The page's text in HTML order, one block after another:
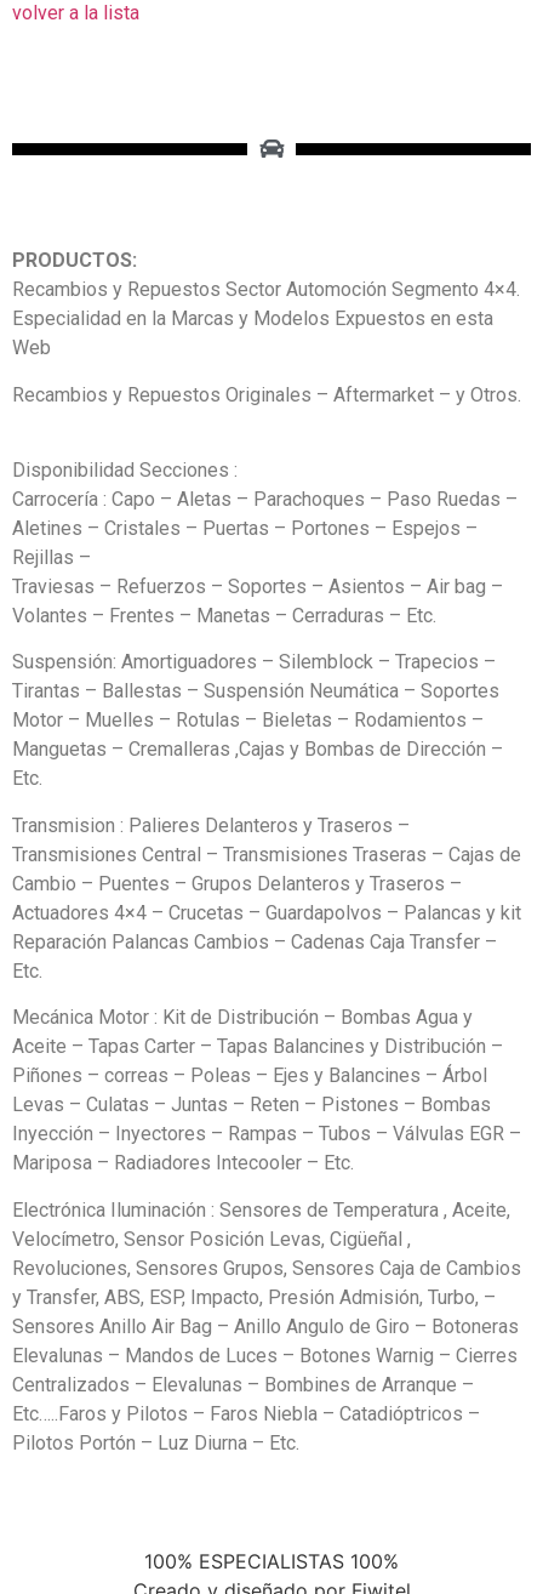
volver a la lista
PRODUCTOS:
Recambios y Repuestos Sector Automoción Segmento 4×4.
Especialidad en la Marcas y Modelos Expuestos en esta
Web
Recambios y Repuestos Originales – Aftermarket – y Otros.
Disponibilidad Secciones :
Carrocería : Capo – Aletas – Parachoques – Paso Ruedas –
Aletines – Cristales – Puertas – Portones – Espejos –
Rejillas –
Traviesas – Refuerzos – Soportes – Asientos – Air bag –
Volantes – Frentes – Manetas – Cerraduras – Etc.
Suspensión: Amortiguadores – Silemblock – Trapecios –
Tirantas – Ballestas – Suspensión Neumática – Soportes
Motor – Muelles – Rotulas – Bieletas – Rodamientos –
Manguetas – Cremalleras ,Cajas y Bombas de Dirección –
Etc.
Transmision : Palieres Delanteros y Traseros –
Transmisiones Central – Transmisiones Traseras – Cajas de
Cambio – Puentes – Grupos Delanteros y Traseros –
Actuadores 4×4 – Crucetas – Guardapolvos – Palancas y kit
Reparación Palancas Cambios – Cadenas Caja Transfer –
Etc.
Mecánica Motor : Kit de Distribución – Bombas Agua y
Aceite – Tapas Carter – Tapas Balancines y Distribución –
Piñones – correas – Poleas – Ejes y Balancines – Árbol
Levas – Culatas – Juntas – Reten – Pistones – Bombas
Inyección – Inyectores – Rampas – Tubos – Válvulas EGR –
Mariposa – Radiadores Intecooler – Etc.
Electrónica Iluminación : Sensores de Temperatura , Aceite,
Velocímetro, Sensor Posición Levas, Cigüeñal ,
Revoluciones, Sensores Grupos, Sensores Caja de Cambios
y Transfer, ABS, ESP, Impacto, Presión Admisión, Turbo, –
Sensores Anillo Air Bag – Anillo Angulo de Giro – Botoneras
Elevalunas – Mandos de Luces – Botones Warnig – Cierres
Centralizados – Elevalunas – Bombines de Arranque –
Etc…..Faros y Pilotos – Faros Niebla – Catadióptricos –
Pilotos Portón – Luz Diurna – Etc.
100% ESPECIALISTAS 100%